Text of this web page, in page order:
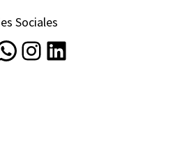
Sociales
Instagram LinkedIn